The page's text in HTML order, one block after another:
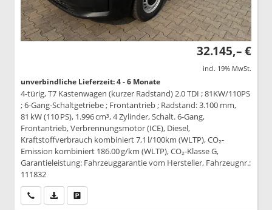
32.145,– €
incl. 19% MwSt.
unverbindliche Lieferzeit: 4 - 6 Monate
4-türig, T7 Kastenwagen (kurzer Radstand) 2.0 TDI ; 81KW/110PS
; 6-Gang-Schaltgetriebe ; Frontantrieb ; Radstand: 3.100 mm,
81 kW (110 PS), 1.996 cm³, 4 Zylinder, Schalt. 6-Gang,
Frontantrieb, Verbrennungsmotor (ICE), Diesel,
Kraftstoffverbrauch kombiniert 7,1 l/100km (WLTP), CO₂-
Emission kombiniert 186.00 g/km (WLTP), CO₂-Klasse G,
Garantieleistung: Fahrzeuggarantie vom Hersteller, Fahrzeugnr.:
111832
Wir rufen Sie anPDF-Datei, Fahrzeugexposé drucken